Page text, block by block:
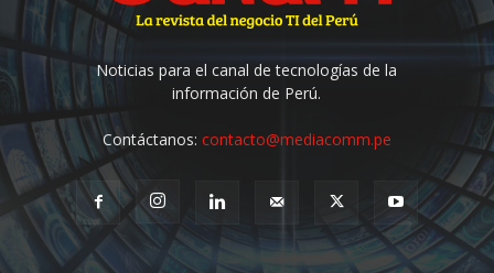
Noticias para el canal de tecnologías de la
información de Perú.
Contáctanos: contacto@mediacomm.pe